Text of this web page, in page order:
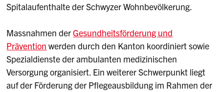
Spitalaufenthalte der Schwyzer Wohnbevölkerung.
Massnahmen derGesundheitsförderung und
Prävention werden durch den Kanton koordiniert sowie
Spezialdienste der ambulanten medizinischen
Versorgung organisiert. Ein weiterer Schwerpunkt liegt
auf der Förderung der Pflegeausbildung im Rahmen der